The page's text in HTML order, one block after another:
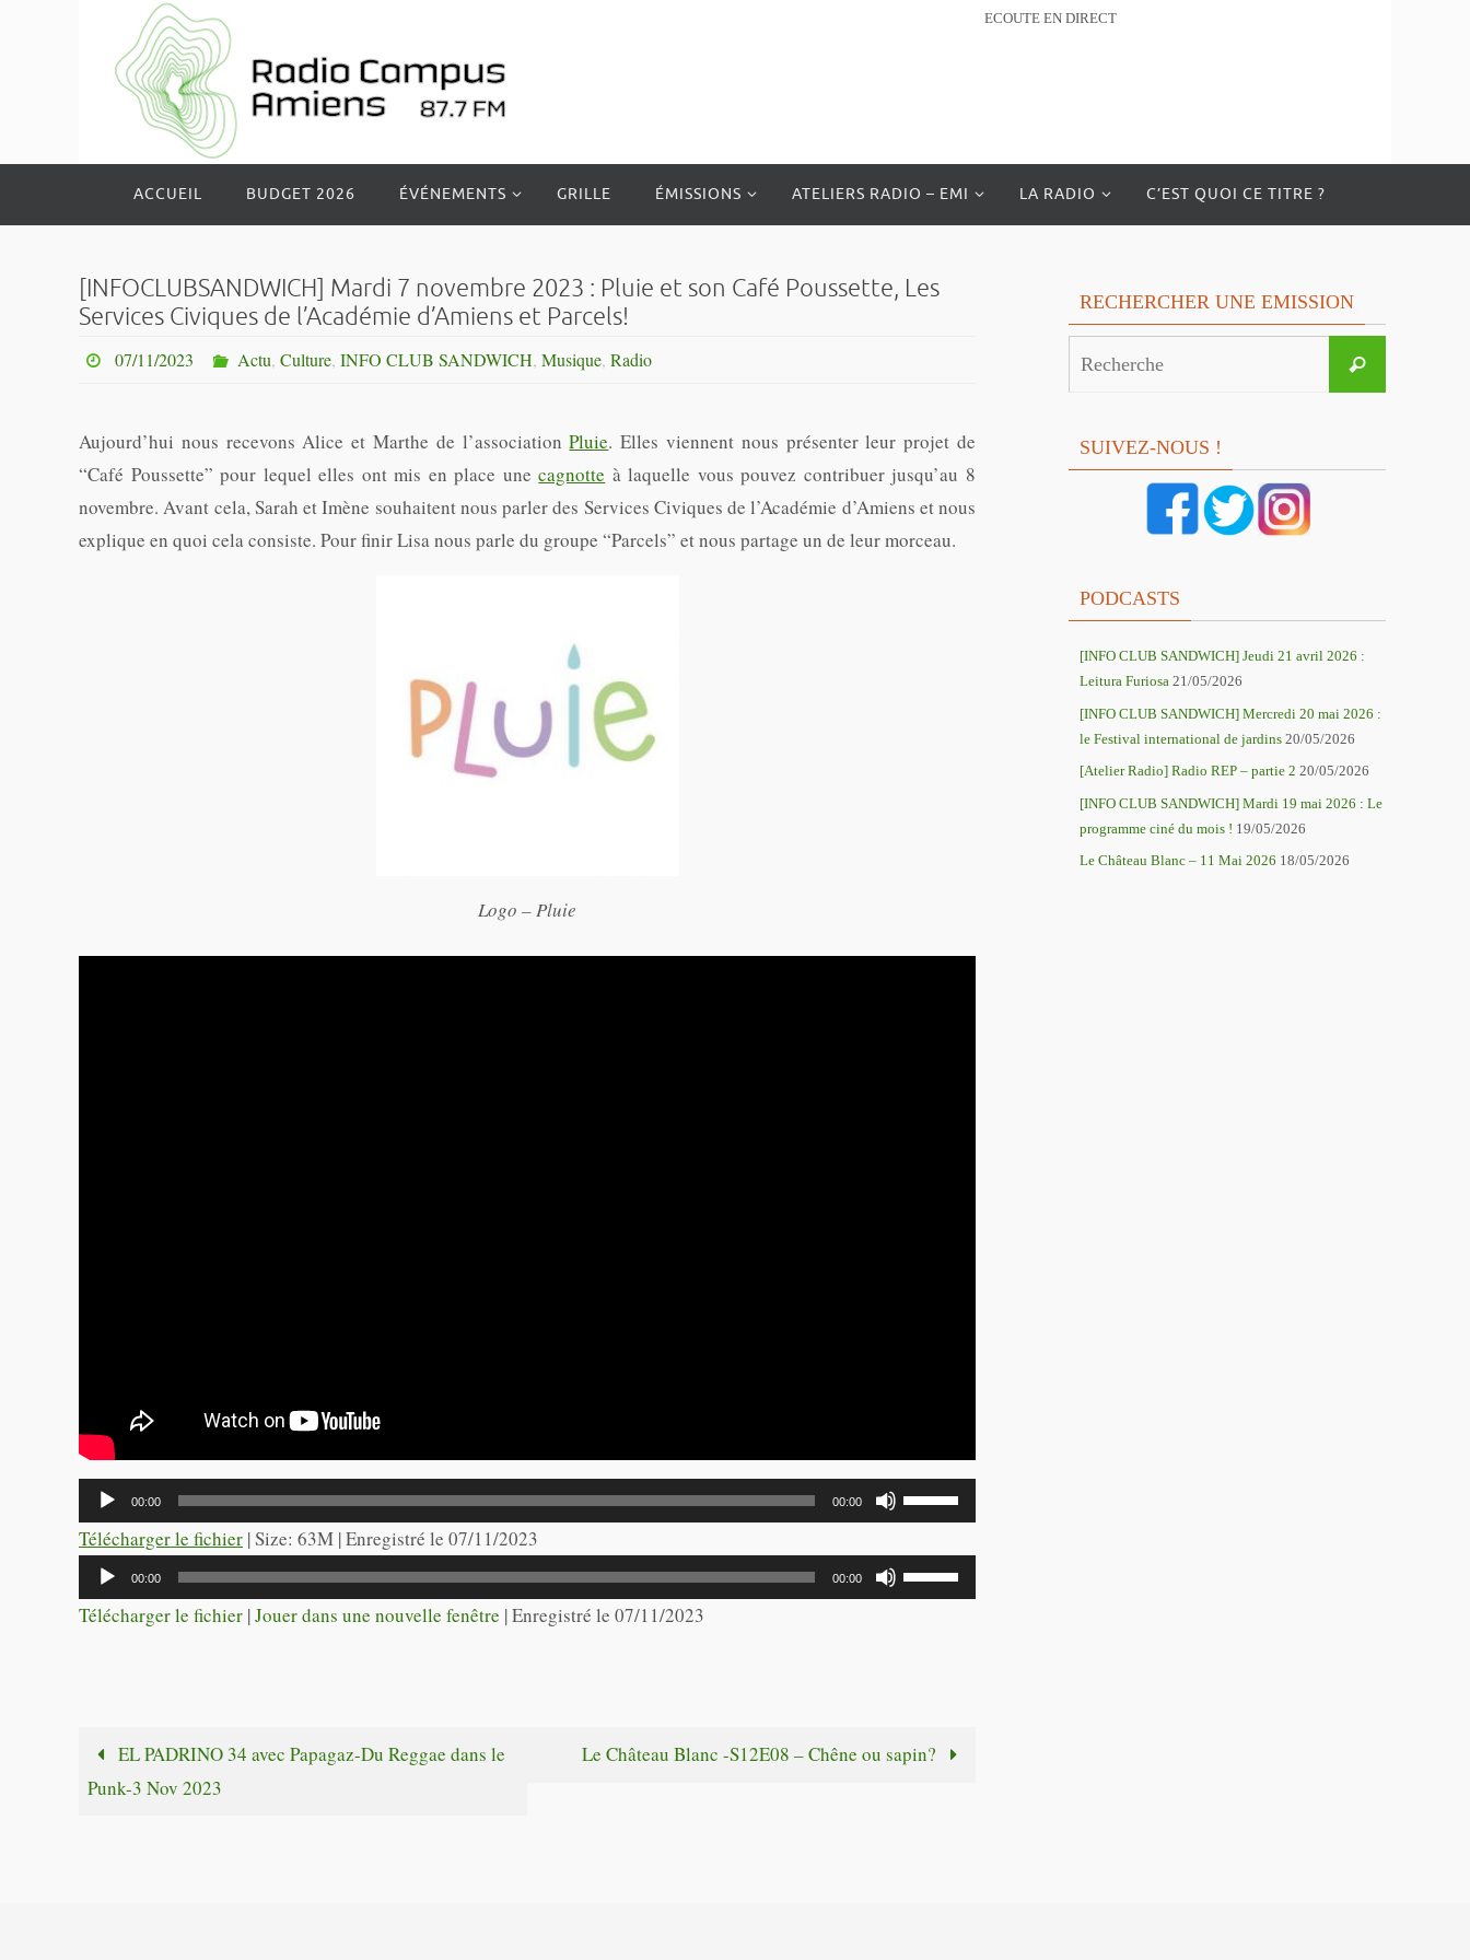
ECOUTE EN DIRECT
le
ACCUEIL BUDGET 2026 ÉVÉNEMENTS GRILLE ÉMISSIONS ATELIERS RADIO – EMI LA RADIO C’EST QUOI CE TITRE ?
[INFOCLUBSANDWICH] Mardi 7 novembre 2023 : Pluie et son Café Poussette, Les
Services Civiques de l’Académie d’Amiens et Parcels!
07/11/2023 Actu, Culture, INFO CLUB SANDWICH, Musique, Radio
Aujourd’hui nous recevons Alice et Marthe de l’associationPluie. Elles viennent nous présenter leur projet de
“Café Poussette” pour lequel elles ont mis en place unecagnotte à laquelle vous pouvez contribuer jusqu’au 8
novembre. Avant cela, Sarah et Imène souhaitent nous parler des Services Civiques de l’Académie d’Amiens et nous
explique en quoi cela consiste. Pour finir Lisa nous parle du groupe “Parcels” et nous partage un de leur morceau.
Logo – Pluie
Lecteur
audio
00:00 00:00
Utilisez
les
flèches
le
Télécharger le fichier | Size: 63M | Enregistré le 07/11/2023
Lecteur
audio
00:00 00:00
Utilisez
les
ou
Télécharger le fichier |Jouer dans une nouvelle fenêtre |Enregistré le 07/11/2023
EL PADRINO 34 avec Papagaz-Du Reggae dans le
Punk-3 Nov 2023
Le Château Blanc -S12E08 – Chêne ou sapin?
RECHERCHER UNE EMISSION
Recherche
SUIVEZ-NOUS !
PODCASTS
[INFO CLUB SANDWICH] Jeudi 21 avril 2026 :
Leitura Furiosa 21/05/2026
[INFO CLUB SANDWICH] Mercredi 20 mai 2026 :
le Festival international de jardins 20/05/2026
[Atelier Radio] Radio REP – partie 2 20/05/2026
[INFO CLUB SANDWICH] Mardi 19 mai 2026 : Le
programme ciné du mois ! 19/05/2026
Le Château Blanc – 11 Mai 2026 18/05/2026